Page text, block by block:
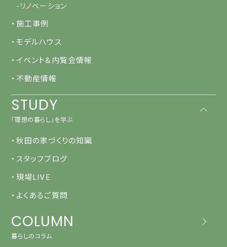
-リノベーション
・施工事例
・モデルハウス
・イベント&内覧会情報
・不動産情報
STUDY
「理想の暮らし」を学ぶ
・秋田の家づくりの知識
・スタッフブログ
・現場LIVE
・よくあるご質問
COLUMN
暮らしのコラム